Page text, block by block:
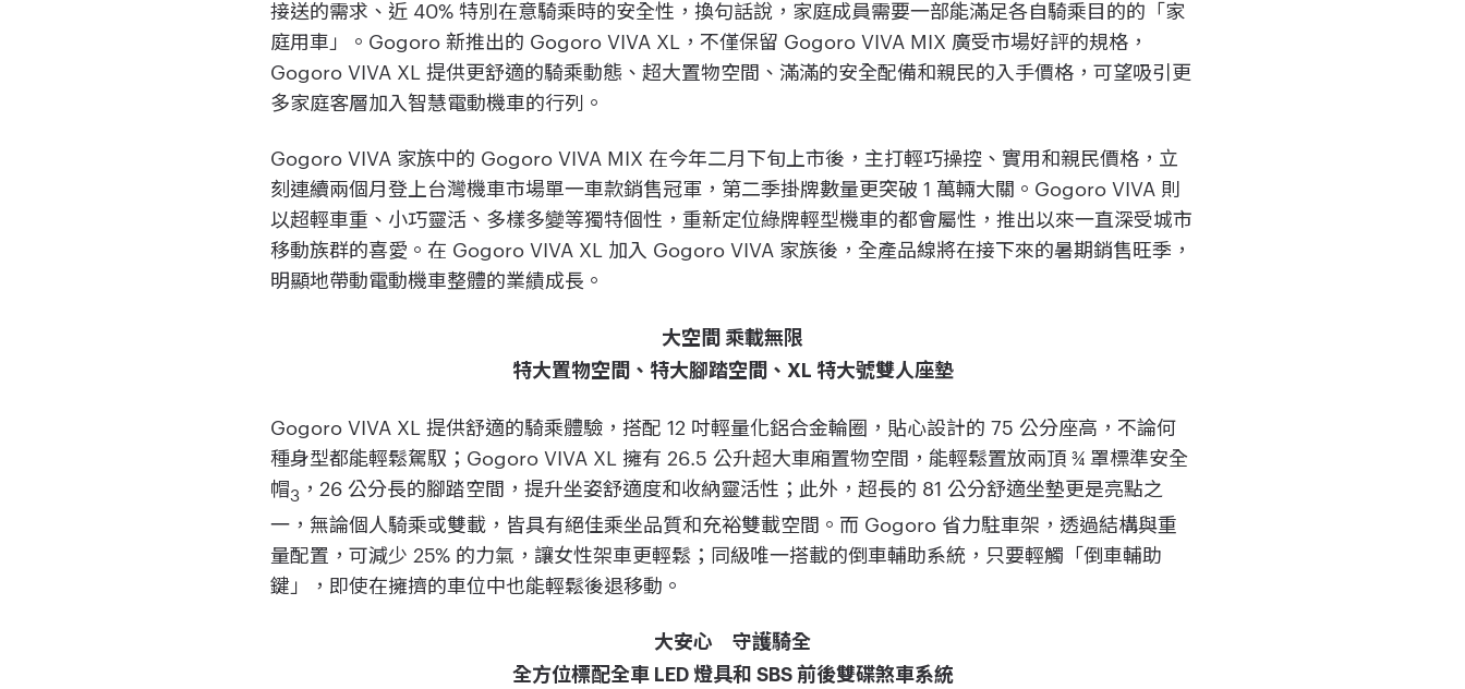
接送的需求、近 40% 特別在意騎乘時的安全性，換句話說，家庭成員需要一部能滿足各自騎乘目的的「家
庭用車」。Gogoro 新推出的 Gogoro VIVA XL，不僅保留 Gogoro VIVA MIX 廣受市場好評的規格，
Gogoro VIVA XL 提供更舒適的騎乘動態、超大置物空間、滿滿的安全配備和親民的入手價格，可望吸引更
多家庭客層加入智慧電動機車的行列。
Gogoro VIVA 家族中的 Gogoro VIVA MIX 在今年二月下旬上市後，主打輕巧操控、實用和親民價格，立
刻連續兩個月登上台灣機車市場單一車款銷售冠軍，第二季掛牌數量更突破 1 萬輛大關。Gogoro VIVA 則
以超輕車重、小巧靈活、多樣多變等獨特個性，重新定位綠牌輕型機車的都會屬性，推出以來一直深受城市
移動族群的喜愛。在 Gogoro VIVA XL 加入 Gogoro VIVA 家族後，全產品線將在接下來的暑期銷售旺季，
明顯地帶動電動機車整體的業績成長。
大空間 乘載無限
特大置物空間、特大腳踏空間、XL 特大號雙人座墊
Gogoro VIVA XL 提供舒適的騎乘體驗，搭配 12 吋輕量化鋁合金輪圈，貼心設計的 75 公分座高，不論何
種身型都能輕鬆駕馭；Gogoro VIVA XL 擁有 26.5 公升超大車廂置物空間，能輕鬆置放兩頂 ¾ 罩標準安全
帽3 ，26 公分長的腳踏空間，提升坐姿舒適度和收納靈活性；此外，超長的 81 公分舒適坐墊更是亮點之
一，無論個人騎乘或雙載，皆具有絕佳乘坐品質和充裕雙載空間。而 Gogoro 省力駐車架，透過結構與重
量配置，可減少 25% 的力氣，讓女性架車更輕鬆；同級唯一搭載的倒車輔助系統，只要輕觸「倒車輔助
鍵」，即使在擁擠的車位中也能輕鬆後退移動。
大安心 守護騎全
全方位標配全車 LED 燈具和 SBS 前後雙碟煞車系統